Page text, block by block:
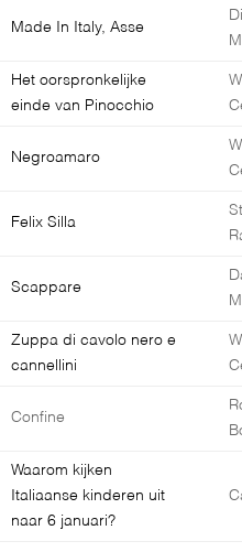
Made In Italy, Asse
Het oorspronkelijke
einde van Pinocchio
Negroamaro
Felix Silla
Scappare
Zuppa di cavolo nero e
cannellini
Confine
Waarom kijken
Italiaanse kinderen uit
naar 6 januari?